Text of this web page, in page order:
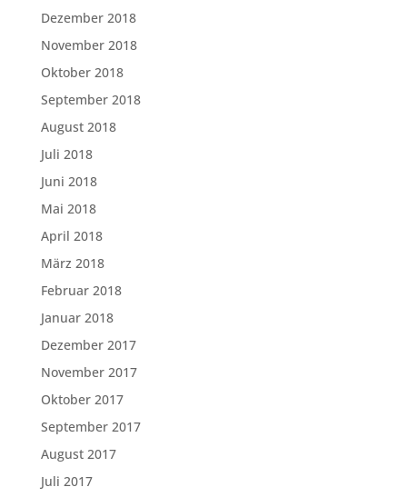
Dezember 2018
November 2018
Oktober 2018
September 2018
August 2018
Juli 2018
Juni 2018
Mai 2018
April 2018
März 2018
Februar 2018
Januar 2018
Dezember 2017
November 2017
Oktober 2017
September 2017
August 2017
Juli 2017